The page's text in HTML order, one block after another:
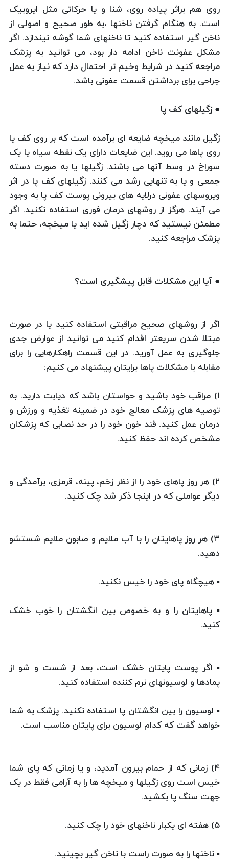
روی هم براثر پیاده روی، شنا و یا حرکاتی مثل ایروبیک
است. به هنگام گرفتن ناخنها ،به طور صحیح و اصولی از
ناخن گیر استفاده کنید تا ناخنهای شما گوشه نیندازد. اگر
مشکل عفونت ناخن ادامه دار بود، می توانید به پزشک
مراجعه کنید در شرایط وخیم تر احتمال دارد که نیاز به عمل
جراحی برای برداشتن قسمت عفونی باشد.
● زگیلهای کف پا
زگیل مانند میخچه ضایعه ای برآمده است که بر روی کف یا
روی پاها می روید. این ضایعات دارای یک نقطه سیاه یا یک
سوراخ در وسط آنها می باشند. زگیلها یا به صورت دسته
جمعی و یا به تنهایی رشد می کنند. زگیلهای کف پا در اثر
ویروسهای عفونی درلایه های بیرونی پوست کف پا به وجود
می آیند. هرگز از روشهای درمان فوری استفاده نکنید. اگر
مطمئن نیستید که دچار زگیل شده اید یا میخچه، حتما به
پزشک مراجعه کنید.
● آیا این مشکلات قابل پیشگیری است؟
اگر از روشهای صحیح مراقبتی استفاده کنید یا در صورت
مبتلا شدن سریعتر اقدام کنید می توانید از عوارض جدی
جلوگیری به عمل آورید. در این قسمت راهکارهایی را برای
مقابله با مشکلات پاها برایتان پیشنهاد می کنیم:
۱) مراقب خود باشید و حواستان باشد که دیابت دارید. به
توصیه های پزشک معالج خود در ضمینه تغذیه و ورزش و
درمان عمل کنید. قند خون خود را در حد نصابی که پزشکان
مشخص کرده اند حفظ کنید.
۲) هر روز پاهای خود را از نظر زخم، پینه، قرمزی، برآمدگی و
دیگر عواملی که در اینجا ذکر شد چک کنید.
۳) هر روز پاهایتان را با آب ملایم و صابون ملایم شستشو
دهید.
▪ هیچگاه پای خود را خیس نکنید.
▪ پاهایتان را و به خصوص بین انگشتان را خوب خشک
کنید.
▪ اگر پوست پایتان خشک است، بعد از شست و شو از
پمادها و لوسیونهای نرم کننده استفاده کنید.
▪ لوسیون را بین انگشتان پا استفاده نکنید. پزشک به شما
خواهد گفت که کدام لوسیون برای پایتان مناسب است.
۴) زمانی که از حمام بیرون آمدید، و یا زمانی که پای شما
خیس است روی زگیلها و میخچه ها را به آرامی فقط در یک
جهت سنگ پا بکشید.
۵) هفته ای یکبار ناخنهای خود را چک کنید.
▪ ناخنها را به صورت راست با ناخن گیر بچینید.